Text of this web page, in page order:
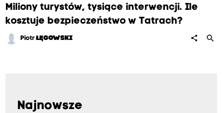
Miliony turystów, tysiące interwencji. Ile
kosztuje bezpieczeństwo w Tatrach?
PiotrŁĘGOWSKI share search
Najnowsze